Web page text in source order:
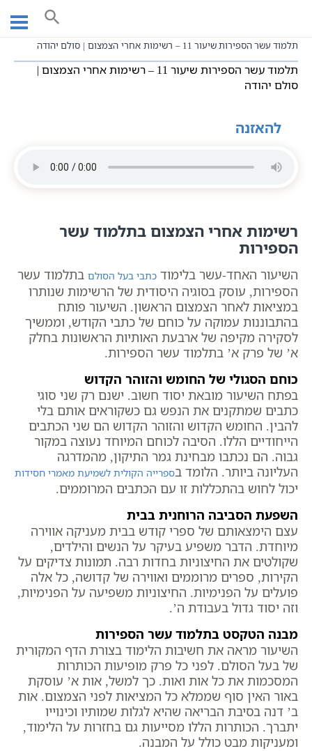
content
שיעורי קבלה כתבי אשלג
תלמוד עשר הספירות שיעור 11 – רשימות אחרי הצמצום | סולם יהודה
תלמוד עשר הספירות שיעור 11 – רשימות אחרי הצמצום |
סולם יהודה
להאזנה
רשימות אחרי הצמצום בתלמוד עשר
הספירות
השיעור האחד-עשר בלימוד כתבי בעל הסולם בתלמוד עשר
הספירות, עוסק בסוגיה היסודית של הרשימות שנותרו
במציאות לאחר הצמצום הראשון. השיעור פותח
בהתבוננות עמוקה על כוחם של כתבי הקודש, וממשיך
לסקירה מקיפה של ארבעת האותיות הראשונות בחלק
א’ של פרק א’ בתלמוד עשר הספירות.
כוחם הסגולי של החומש והזוהר הקדוש
בפתח השיעור מובאת יסוד חשוב. ישנם רק שני סוגי
כתבים שמתקנים את הנפש גם כשקוראים אותם בלי
להבין. החומש הקדוש והזוהר הקדוש הם שני הכתבים
הייחודיים הללו. הסיבה לכוחם המיוחד נעוצה במקור
גבוה. הם נכתבו מבחינת גמר התיקון, מהמדרגה
העליונה ביותר. הלומד בספרייה הקולית לשמיעת מאמרי חסידות
יכול לחוש בהתכללות זו עם הכתבים המרוממים.
השפעת הסביבה הרוחנית בבית
עצם הימצאותם של ספרי קודש בבית מעניקה אווירה
מיוחדת. הדבר משפיע בעיקר על הנשים והילדים,
שקולטים את החיצוניות בחדות רבה. תמונות צדיקים על
הקירות, ספרים מרוממים ואווירה של קדושה, כל אלה
פועלים על הפנימיות. החיצוניות משפיעה על הפנימיות,
וזה יסוד גדול בעבודת ה’.
מבנה הטקסט בתלמוד עשר הספירות
השיעור מראה את חשיבות הלימוד בצורת הדף המקורית
של בעל הסולם. לפני כל פרק מופיעות הכותרות
המסכמות את כל אות ואות. כך למשל, אות א’ עוסקת
באור האין סוף שממלא כל המציאות לפני הצמצום. אות
ב’ דנה בסיבת הבריאה שהיא לגלות שמותיו וכינוייו
יתברך. הכותרות הללו מסייעות גם בחזרות על הלימוד,
ומעניקות מבט כולל על המבנה.